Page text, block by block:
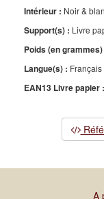
Intérieur : Noir &
Support(s) : Livre
Poids (en grammes)
Langue(s) : Français
EAN13 Livre papier :
A